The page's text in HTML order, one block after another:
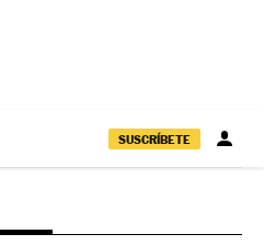
SUSCRÍBETE